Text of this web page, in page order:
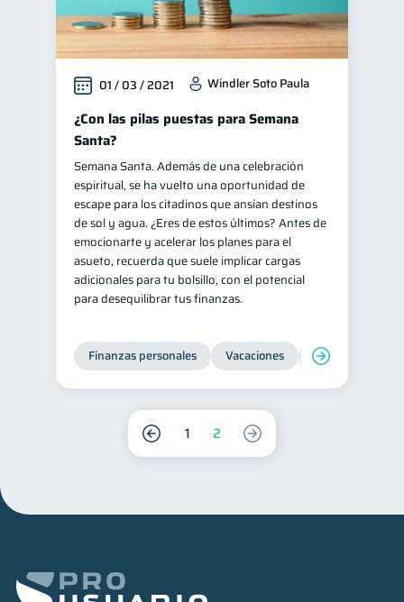
01 / 03 / 2021 Windler Soto Paula
¿Con las pilas puestas para Semana
Santa?
Semana Santa. Además de una celebración
espiritual, se ha vuelto una oportunidad de
escape para los citadinos que ansían destinos
de sol y agua. ¿Eres de estos últimos? Antes de
emocionarte y acelerar los planes para el
asueto, recuerda que suele implicar cargas
adicionales para tu bolsillo, con el potencial
para desequilibrar tus finanzas.
Finanzas personales Vacaciones Organización
1 2